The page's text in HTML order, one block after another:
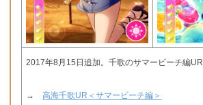
2017年8月15日追加。千歌のサマービーチ編UR
→高海千歌UR＜サマービーチ編＞